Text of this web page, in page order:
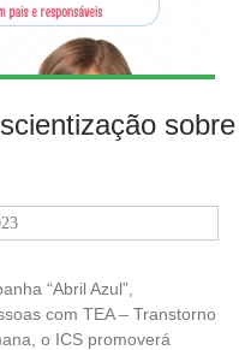
sobre
“Abril Azul”,
com TEA – Transtorno
o ICS promoverá